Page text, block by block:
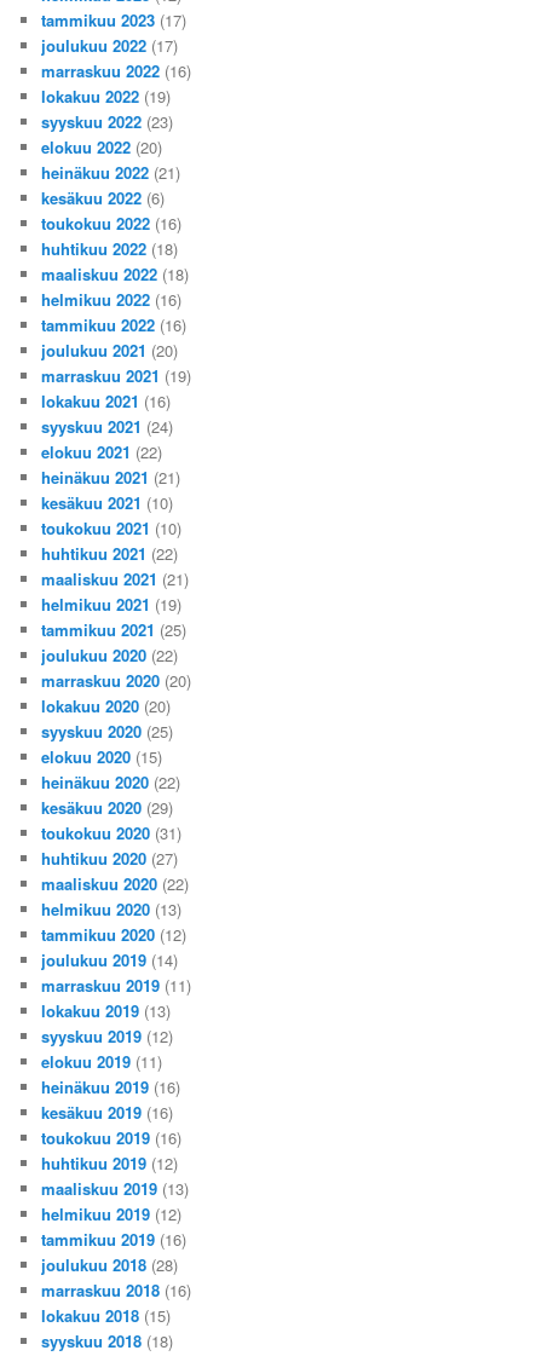
tammikuu 2023 (17)
joulukuu 2022 (17)
marraskuu 2022 (16)
lokakuu 2022 (19)
syyskuu 2022 (23)
elokuu 2022 (20)
heinäkuu 2022 (21)
kesäkuu 2022 (6)
toukokuu 2022 (16)
huhtikuu 2022 (18)
maaliskuu 2022 (18)
helmikuu 2022 (16)
tammikuu 2022 (16)
joulukuu 2021 (20)
marraskuu 2021 (19)
lokakuu 2021 (16)
syyskuu 2021 (24)
elokuu 2021 (22)
heinäkuu 2021 (21)
kesäkuu 2021 (10)
toukokuu 2021 (10)
huhtikuu 2021 (22)
maaliskuu 2021 (21)
helmikuu 2021 (19)
tammikuu 2021 (25)
joulukuu 2020 (22)
marraskuu 2020 (20)
lokakuu 2020 (20)
syyskuu 2020 (25)
elokuu 2020 (15)
heinäkuu 2020 (22)
kesäkuu 2020 (29)
toukokuu 2020 (31)
huhtikuu 2020 (27)
maaliskuu 2020 (22)
helmikuu 2020 (13)
tammikuu 2020 (12)
joulukuu 2019 (14)
marraskuu 2019 (11)
lokakuu 2019 (13)
syyskuu 2019 (12)
elokuu 2019 (11)
heinäkuu 2019 (16)
kesäkuu 2019 (16)
toukokuu 2019 (16)
huhtikuu 2019 (12)
maaliskuu 2019 (13)
helmikuu 2019 (12)
tammikuu 2019 (16)
joulukuu 2018 (28)
marraskuu 2018 (16)
lokakuu 2018 (15)
syyskuu 2018 (18)